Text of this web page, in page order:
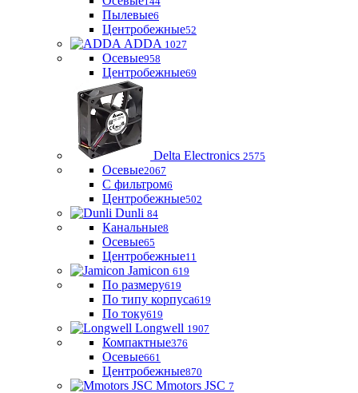
Пылевые6
Центробежные52
ADDA 1027
Осевые958
Центробежные69
Delta Electronics 2575
Осевые2067
С фильтром6
Центробежные502
Dunli 84
Канальные8
Осевые65
Центробежные11
Jamicon 619
По размеру619
По типу корпуса619
По току619
Longwell 1907
Компактные376
Осевые661
Центробежные870
Mmotors JSC 7